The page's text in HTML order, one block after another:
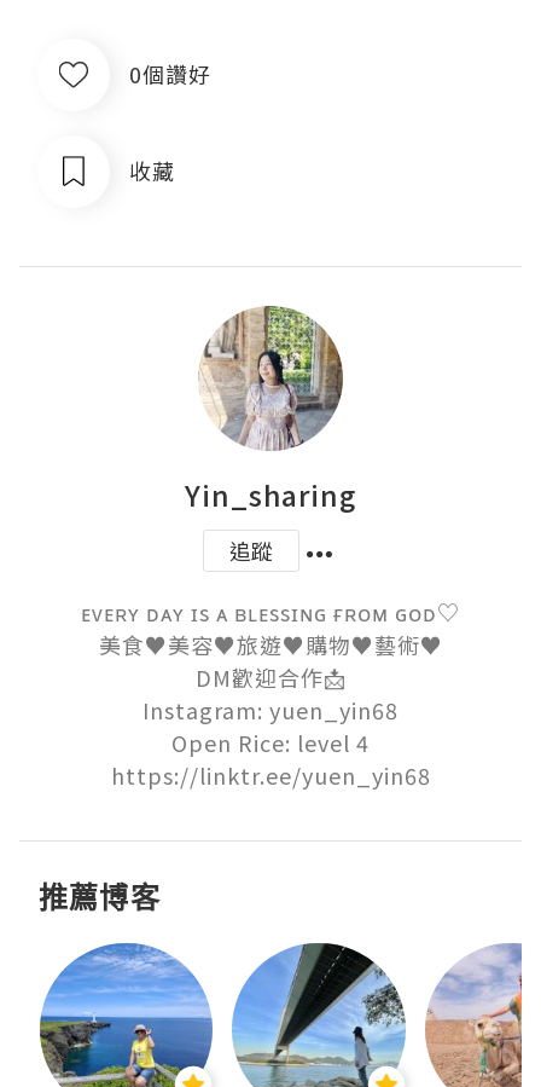
0個讚好
收藏
Yin_sharing
追蹤
ᴇᴠᴇʀʏ ᴅᴀʏ ɪs ᴀ ʙʟᴇssɪɴɢ ғʀᴏᴍ ɢᴏᴅ♡
美食♥︎美容♥︎旅遊♥︎購物♥︎藝術♥︎
DM歡迎合作📩
Instagram: yuen_yin68
Open Rice: level 4
https://linktr.ee/yuen_yin68
推薦博客